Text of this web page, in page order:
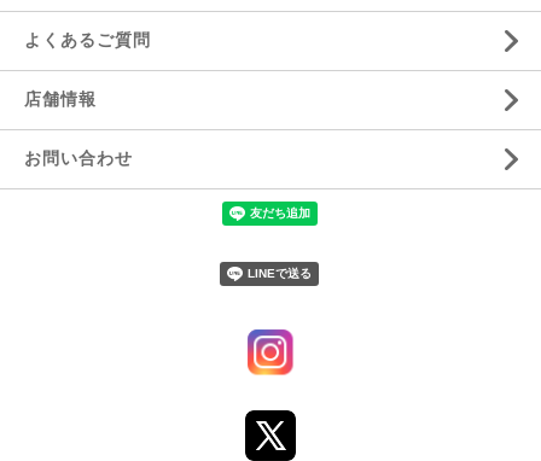
よくあるご質問
店舗情報
お問い合わせ